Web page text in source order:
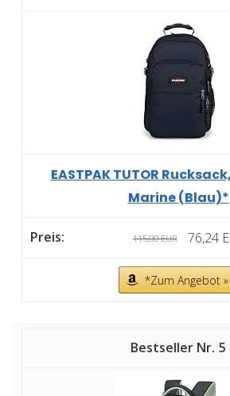
EASTPAK TUTOR
Marine (Blau)*
115,00 EUR 76,24
*Zum Angebot »
5